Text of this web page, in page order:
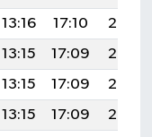
13:16 17:10
20:28
13:15 17:09
20:27
13:15 17:09
20:26
13:15 17:09
20:25